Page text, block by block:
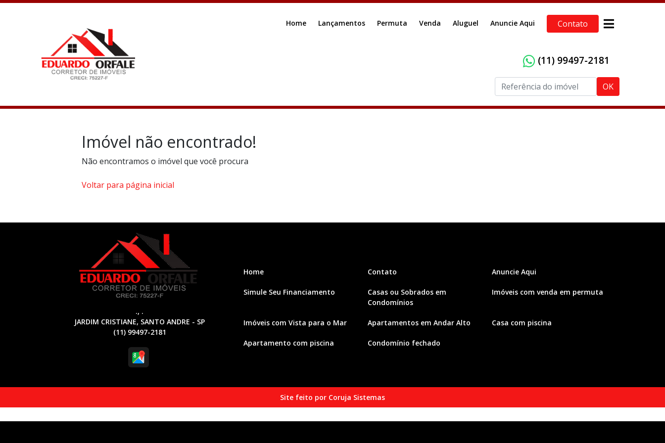
Home Lançamentos Permuta Venda Aluguel Anuncie Aqui Contato
(11) 99497-2181
OK
Imóvel não encontrado!
Não encontramos o imóvel que você procura
Voltar para página inicial
., .
JARDIM CRISTIANE, SANTO ANDRE - SP
(11) 99497-2181
Home Contato Anuncie Aqui
Simule Seu Financiamento
Casas ou Sobrados em
Condomínios
Imóveis com venda em permuta
Imóveis com Vista para o Mar Apartamentos em Andar Alto Casa com piscina
Apartamento com piscina Condomínio fechado
Site feito por Coruja Sistemas